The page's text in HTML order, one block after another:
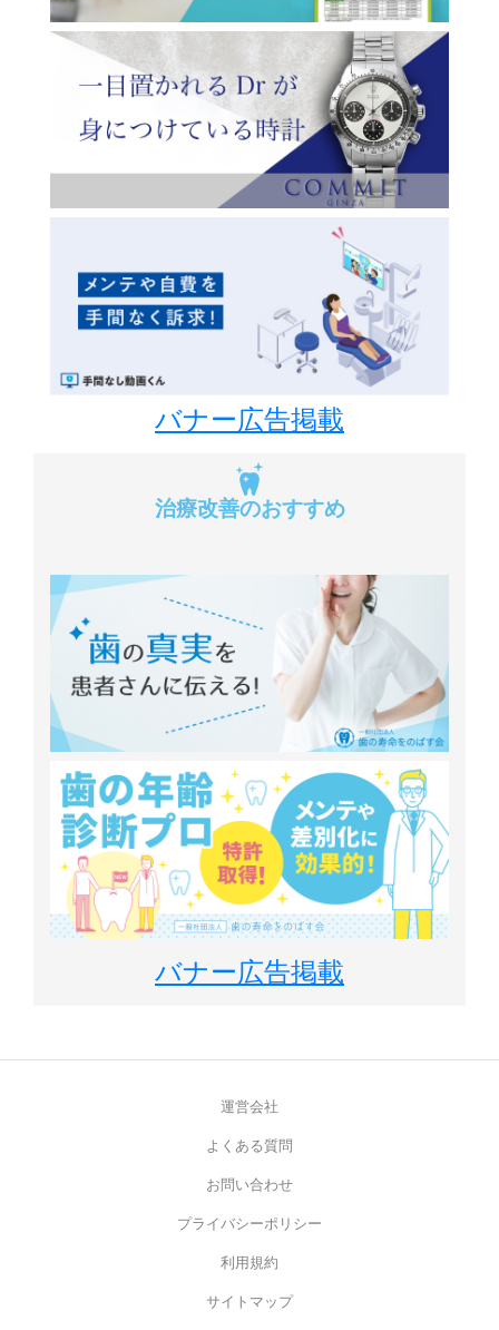
バナー広告掲載
治療改善のおすすめ
バナー広告掲載
運営会社
よくある質問
お問い合わせ
プライバシーポリシー
利用規約
サイトマップ